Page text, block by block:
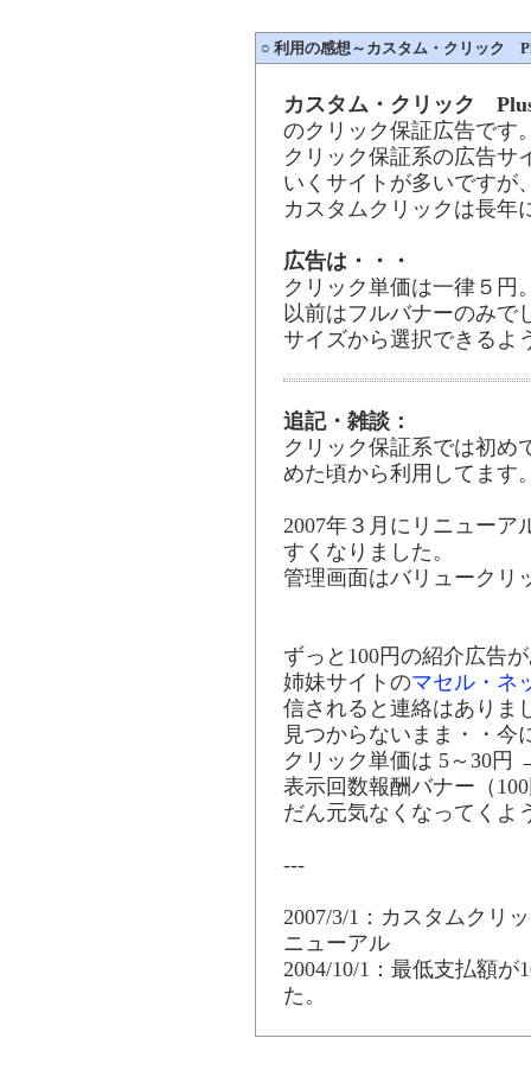
○ 利用の感想～カスタム・クリック
カスタム・クリック
のクリック保証広告です
クリック保証系の広告サ
いくサイトが多いですが
カスタムクリックは長年
広告は・・・
クリック単価は一律５円
以前はフルバナーのみで
サイズから選択できるよ
追記・雑談：
クリック保証系では初め
めた頃から利用してます
2007年３月にリニューア
すくなりました。
管理画面はバリュークリ
ずっと100円の紹介広告
姉妹サイトのマセル・ネ
信されると連絡はありま
見つからないまま・・今
クリック単価は 5～30円
表示回数報酬バナー（
だん元気なくなってくよ
---
2007/3/1：カスタムクリ
ニューアル
2004/10/1：最低支払額
た。